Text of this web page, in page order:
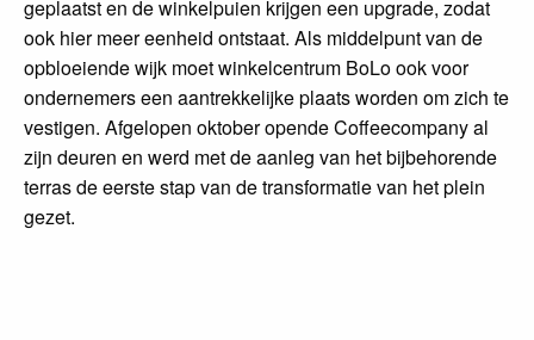
geplaatst en de winkelpuien krijgen een upgrade, zodat
ook hier meer eenheid ontstaat. Als middelpunt van de
opbloeiende wijk moet winkelcentrum BoLo ook voor
ondernemers een aantrekkelijke plaats worden om zich te
vestigen. Afgelopen oktober opende Coffeecompany al
zijn deuren en werd met de aanleg van het bijbehorende
terras de eerste stap van de transformatie van het plein
gezet.